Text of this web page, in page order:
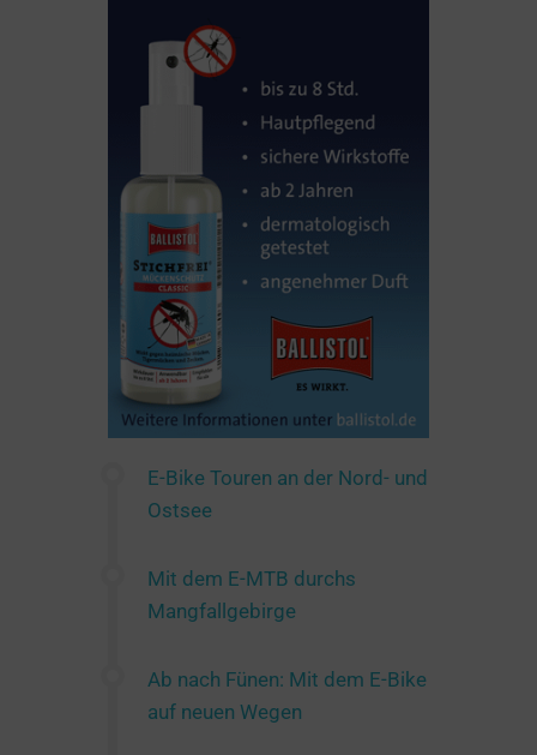
E-Bike Touren an der Nord- und
Ostsee
Mit dem E-MTB durchs
Mangfallgebirge
Ab nach Fünen: Mit dem E-Bike
auf neuen Wegen